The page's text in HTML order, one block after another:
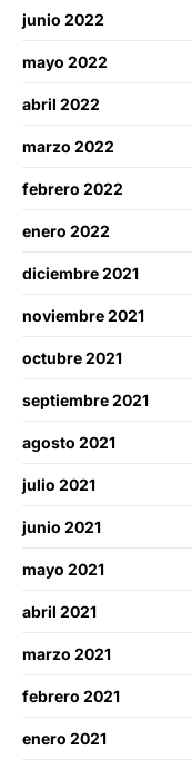
junio 2022
mayo 2022
abril 2022
marzo 2022
febrero 2022
enero 2022
diciembre 2021
noviembre 2021
octubre 2021
septiembre 2021
agosto 2021
julio 2021
junio 2021
mayo 2021
abril 2021
marzo 2021
febrero 2021
enero 2021